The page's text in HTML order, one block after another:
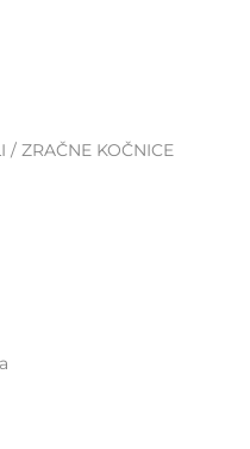
/ ZRAČNE KOČNICE